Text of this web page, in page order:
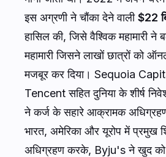
इस अग्रणी ने चौंका देने वाली$22
हासिल की, जिसे वैश्विक महामारी ने
महामारी जिसने लाखों छात्रों को
मजबूर कर दिया। Sequoia
Tencent सहित दुनिया के शीर्ष
ने कर्ज के सहारे आक्रामक
भारत, अमेरिका और यूरोप में प्रमुख
अधिग्रहण करके, Byju's ने खुद